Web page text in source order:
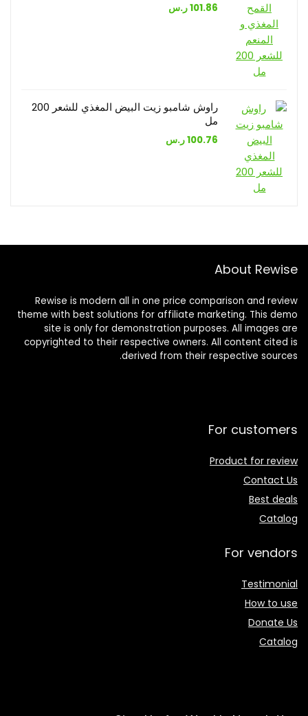
101.86ر.س
راوش شامبو زيت البيض المغذي للشعر 200
مل
100.76ر.س
About Rewise
Rewise is modern all in one price comparison and review
theme with best solutions for affiliate marketing. This demo
site is only for demonstration purposes. All images are
copyrighted to their respective owners. All content cited is
derived from their respective sources.
For customers
Product for review
Contact Us
Best deals
Catalog
For vendors
Testimonial
How to use
Donate Us
Catalog